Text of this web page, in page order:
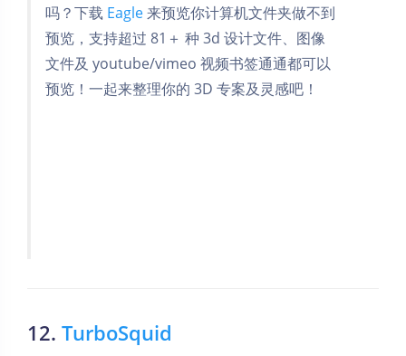
吗？下载 Eagle来预览你计算机文件夹做不到
预览，支持超过 81＋ 种 3d 设计文件、图像
文件及 youtube/vimeo 视频书签通通都可以
预览！一起来整理你的 3D 专案及灵感吧！
12. TurboSquid